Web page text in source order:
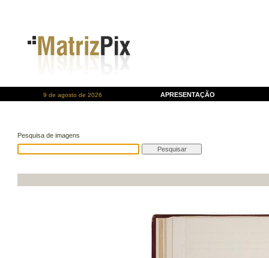
9 de agosto de 2026 APRESENTAÇÃO
Pesquisa de imagens